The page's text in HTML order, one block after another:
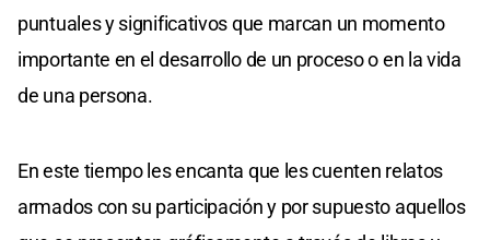
puntuales y significativos que marcan un momento
importante en el desarrollo de un proceso o en la vida
de una persona.
En este tiempo les encanta que les cuenten relatos
armados con su participación y por supuesto aquellos